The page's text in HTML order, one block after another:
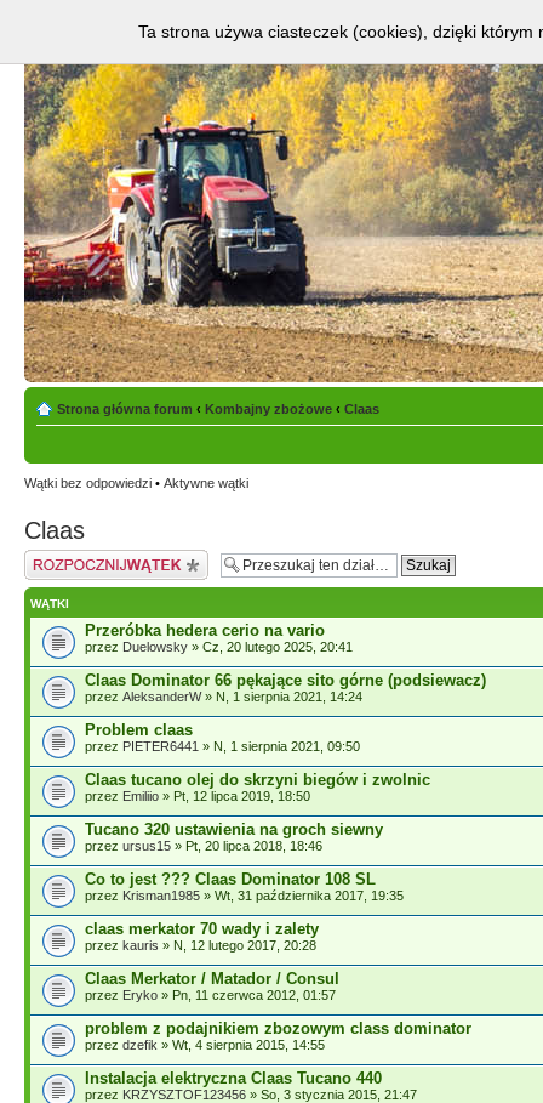
Strona główna forum ‹ Kombajny zbożowe ‹ Claas
Wątki bez odpowiedzi • Aktywne wątki
Claas
Napisz wątek
WĄTKI
Przeróbka hedera cerio na vario
przez Duelowsky » Cz, 20 lutego 2025, 20:41
Claas Dominator 66 pękające sito górne (podsiewacz)
przez AleksanderW» N, 1 sierpnia 2021, 14:24
Problem claas
przez PIETER6441 » N, 1 sierpnia 2021, 09:50
Claas tucano olej do skrzyni biegów i zwolnic
przez Emiliio » Pt, 12 lipca 2019, 18:50
Tucano 320 ustawienia na groch siewny
przez ursus15 » Pt, 20 lipca 2018, 18:46
Co to jest ??? Claas Dominator 108 SL
przez Krisman1985 » Wt, 31 października 2017, 19:35
claas merkator 70 wady i zalety
przez kauris » N, 12 lutego 2017, 20:28
Claas Merkator / Matador / Consul
przez Eryko » Pn, 11 czerwca 2012, 01:57
problem z podajnikiem zbozowym class dominator
przez dzefik » Wt, 4 sierpnia 2015, 14:55
Instalacja elektryczna Claas Tucano 440
przez KRZYSZTOF123456 » So, 3 stycznia 2015, 21:47
Ta strona używa ciasteczek (cookies), dzięki którym